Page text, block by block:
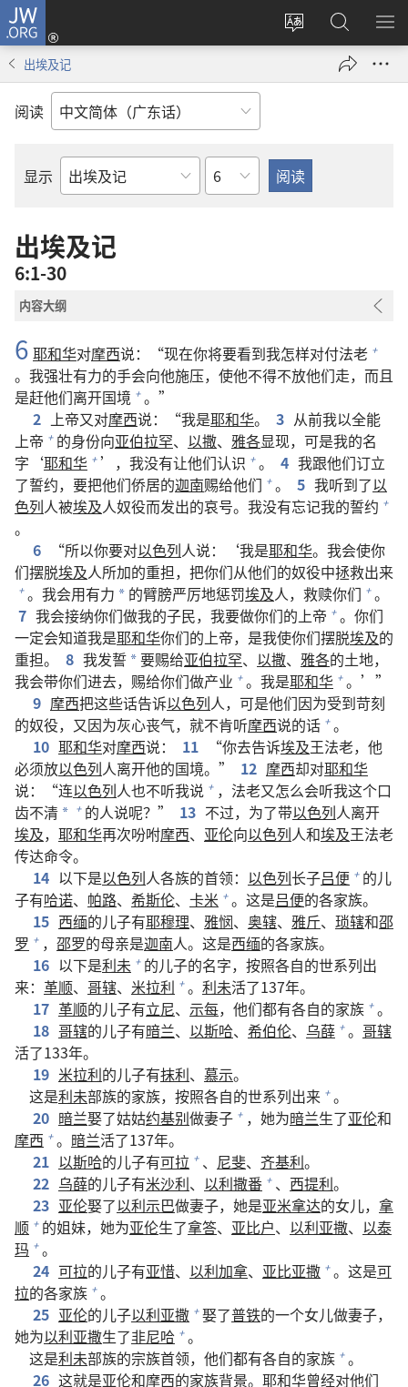
JW.ORG
更
登
录
（打
搜
索
JW.ORG
显
出埃及记
阅读
显示
圣
经
卷
章
出埃及记
6:1-30
内容大纲
6 耶和华对摩西说：“现在你将要看到我怎样对付法老 +
。我强壮有力的手会向他施压，使他不得不放他们走，而且
是赶他们离开国境 + 。”
2 上帝又对摩西说：“我是耶和华。 3 从前我以全能
上帝 + 的身份向亚伯拉罕、 以撒、 雅各显现，可是我的名
字‘耶和华 + ’，我没有让他们认识 + 。 4 我跟他们订立
了誓约，要把他们侨居的迦南赐给他们 + 。 5 我听到了以
色列人被埃及人奴役而发出的哀号。我没有忘记我的誓约 +
。
6
“所以你要对以色列人说：‘我是耶和华。我会使你
们摆脱埃及人所加的重担，把你们从他们的奴役中拯救出来
+ 。我会用有力 * 的臂膀严厉地惩罚埃及人，救赎你们 + 。
7 我会接纳你们做我的子民，我要做你们的上帝 + 。你们
一定会知道我是耶和华你们的上帝，是我使你们摆脱埃及的
重担。
8 我发誓 *要赐给亚伯拉罕、 以撒、 雅各的土地，
我会带你们进去，赐给你们做产业 + 。我是耶和华 + 。’”
9 摩西把这些话告诉以色列人，可是他们因为受到苛刻
的奴役，又因为灰心丧气，就不肯听摩西说的话 + 。
10 耶和华对摩西说： 11 “你去告诉埃及王法老，他
必须放以色列人离开他的国境。” 12 摩西却对耶和华
说：“连以色列人也不听我说 + ，法老又怎么会听我这个口
齿不清 * + 的人说呢？” 13 不过，为了带以色列人离开
埃及， 耶和华再次吩咐摩西、 亚伦向以色列人和埃及王法老
传达命令。
14 以下是以色列人各族的首领： 以色列长子吕便 + 的儿
子有哈诺、 帕路、 希斯伦、 卡米 + 。这是吕便的各家族。
15 西缅的儿子有耶穆理、 雅悯、 奥辖、 雅斤、 琐辖和邵
罗 + ， 邵罗的母亲是迦南人。这是西缅的各家族。
16 以下是利未 + 的儿子的名字，按照各自的世系列出
来： 革顺、 哥辖、 米拉利 + 。 利未活了137年。
17 革顺的儿子有立尼、 示每，他们都有各自的家族 + 。
18 哥辖的儿子有暗兰、 以斯哈、 希伯伦、 乌薛 + 。 哥辖
活了133年。
19 米拉利的儿子有抹利、 慕示。
这是利未部族的家族，按照各自的世系列出来 + 。
20 暗兰娶了姑姑约基别做妻子 + ，她为暗兰生了亚伦和
摩西 + 。 暗兰活了137年。
21 以斯哈的儿子有可拉 + 、 尼斐、 齐基利。
22 乌薛的儿子有米沙利、 以利撒番 + 、 西提利。
23 亚伦娶了以利示巴做妻子，她是亚米拿达的女儿， 拿
顺 + 的姐妹，她为亚伦生了拿答、 亚比户、 以利亚撒、 以泰
玛 + 。
24 可拉的儿子有亚惜、 以利加拿、 亚比亚撒 + 。这是可
拉的各家族 + 。
25 亚伦的儿子以利亚撒 + 娶了普铁的一个女儿做妻子，
她为以利亚撒生了非尼哈 + 。
这是利未部族的宗族首领，他们都有各自的家族 + 。
26 这就是亚伦和摩西的家族背景。 耶和华曾经对他们